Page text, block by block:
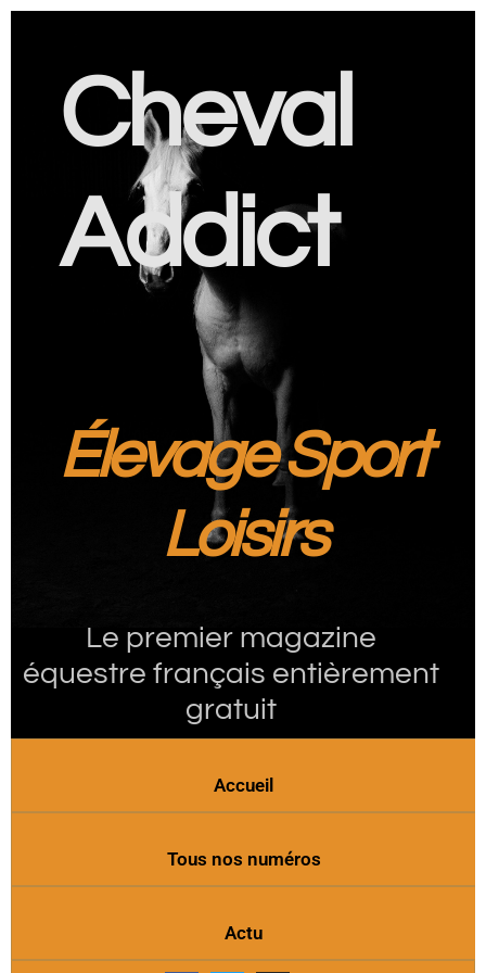
Cheval
Addict
Élevage Sport
Loisirs
Le premier magazine
équestre français entièrement
gratuit
Accueil
Tous nos numéros
Actu